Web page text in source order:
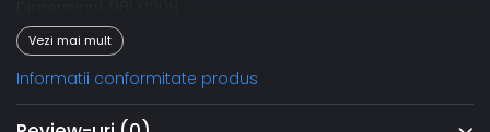
Aplicație:
Birou, living, sufragerie, hotel, restaurant, bar, hol, cafenele,
etc.
Vezi mai mult
Informatii conformitate produs